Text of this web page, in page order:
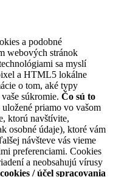
a podobné
webových stránok
sa myslí
a HTML5 lokálne
o tom, aké typy
súkromie. Čo sú to
priamo vo vašom
ktorú navštívite,
osobné údaje), ktoré vám
návšteve vás vieme
preferenciami. Cookies
a neobsahujú vírusy
/ účel spracovania